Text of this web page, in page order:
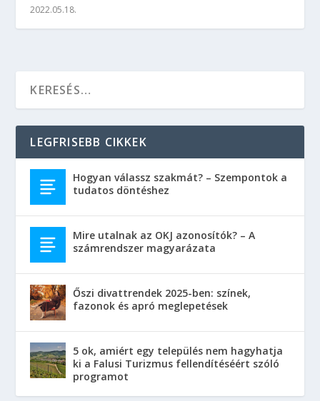
2022.05.18.
LEGFRISEBB CIKKEK
Hogyan válassz szakmát? – Szempontok a
tudatos döntéshez
Mire utalnak az OKJ azonosítók? – A
számrendszer magyarázata
Őszi divattrendek 2025-ben: színek,
fazonok és apró meglepetések
5 ok, amiért egy település nem hagyhatja
ki a Falusi Turizmus fellendítéséért szóló
programot